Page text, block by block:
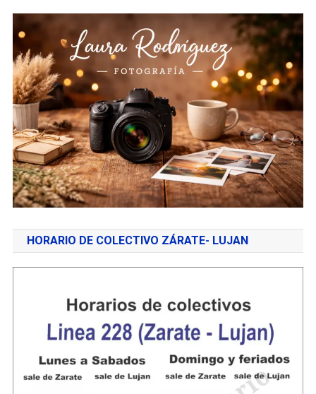
HORARIO DE COLECTIVO ZÁRATE- LUJAN